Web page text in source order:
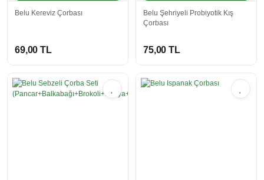
Belu Kereviz Çorbası
69,00 TL
Belu Şehriyeli Probiyotik Kış
Çorbası
75,00 TL